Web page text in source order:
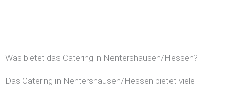
Was bietet das Catering in Nentershausen/Hessen?
Das Catering in Nentershausen/Hessen bietet viele